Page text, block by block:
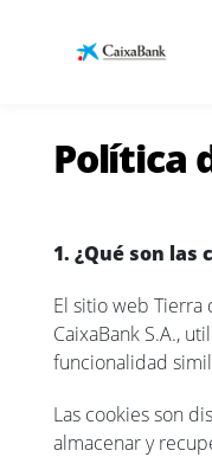
Política
1. ¿Qué son las
El sitio web
CaixaBank S.A.,
funcionalidad
Las cookies son
almacenar y